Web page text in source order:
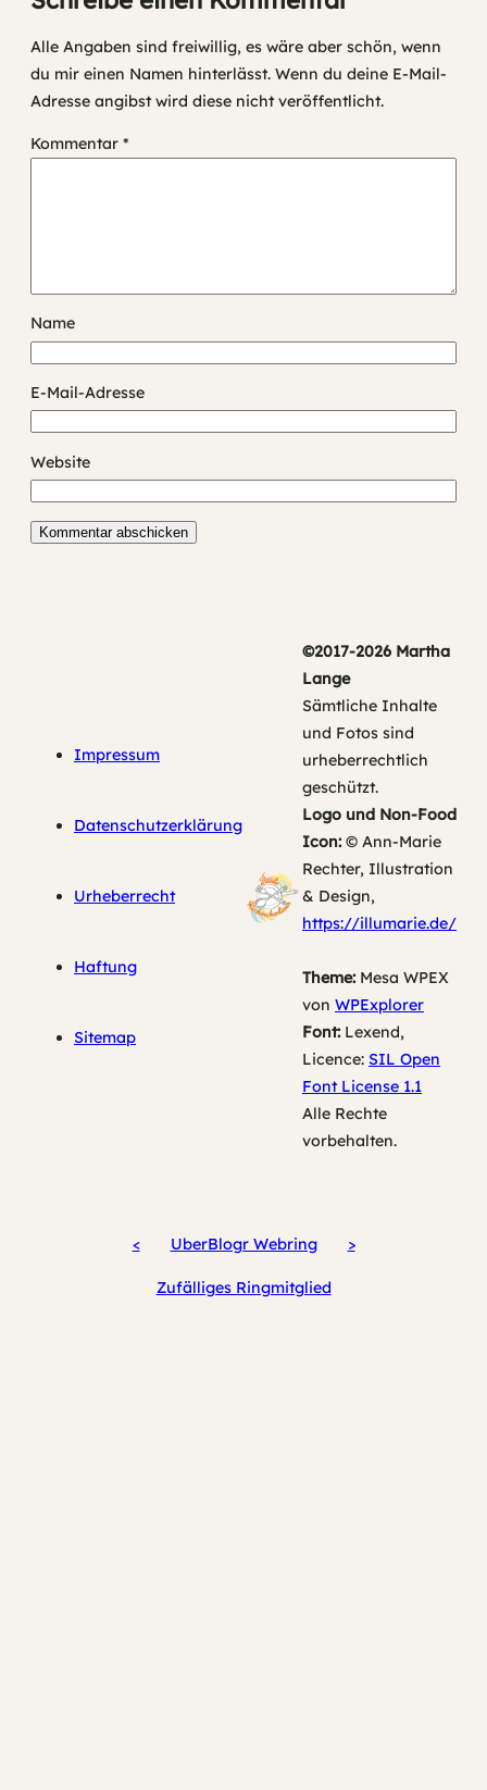
Alle Angaben sind freiwillig, es wäre aber schön, wenn
du mir einen Namen hinterlässt. Wenn du deine E-Mail-
Adresse angibst wird diese nicht veröffentlicht.
Kommentar *
Name
E-Mail-Adresse
Website
Impressum
Datenschutzerklärung
Urheberrecht
Haftung
Sitemap
©2017-2026 Martha
Lange
Sämtliche Inhalte
und Fotos sind
urheberrechtlich
geschützt.
Logo und Non-Food
Icon:© Ann-Marie
Rechter, Illustration
& Design,
https://illumarie.de/
Theme:Mesa WPEX
von WPExplorer
Font:Lexend,
Licence: SIL Open
Font License 1.1
Alle Rechte
vorbehalten.
< UberBlogr Webring >
Zufälliges Ringmitglied